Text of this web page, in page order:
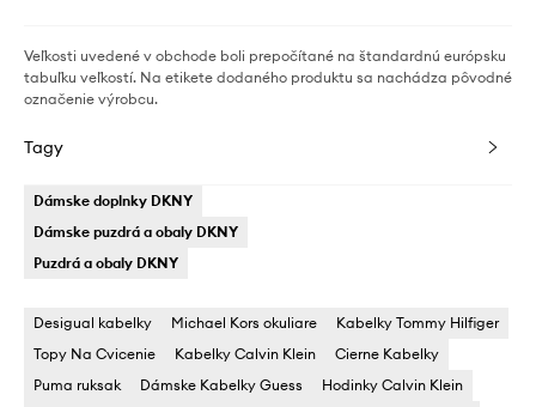
Veľkosti uvedené v obchode boli prepočítané na štandardnú európsku
tabuľku veľkostí. Na etikete dodaného produktu sa nachádza pôvodné
označenie výrobcu.
Tagy
Dámske doplnky DKNY
Dámske puzdrá a obaly DKNY
Puzdrá a obaly DKNY
Desigual kabelky Michael Kors okuliare
Kabelky Tommy Hilfiger
Topy Na Cvicenie
Kabelky Calvin Klein
Cierne Kabelky
Puma ruksak
Dámske Kabelky Guess Hodinky Calvin Klein